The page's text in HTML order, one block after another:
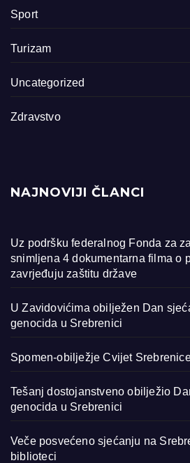
Sport
Turizam
Uncategorized
Zdravstvo
NAJNOVIJI ČLANCI
Uz podršku federalnog Fonda za
snimljena 4 dokumentarna filma o
zavrjeđuju zaštitu države
U Zavidovićima obilježen Dan
genocida u Srebrenici
Spomen-obilježje Cvijet
Tešanj dostojanstveno obilježio
genocida u Srebrenici
Veče posvećeno sjećanju na
biblioteci